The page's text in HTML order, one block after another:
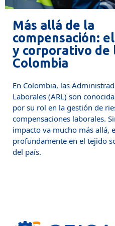
Más allá de la
compensación:
y corporativo de
Colombia
En Colombia, las
Laborales (ARL) son
por su rol en la gestión de
compensaciones laborales.
impacto va mucho más allá,
profundamente en el tejido
del país.